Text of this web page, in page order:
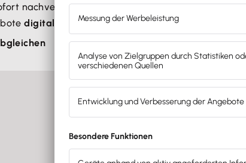
nachverfolgen.
digital erstellen